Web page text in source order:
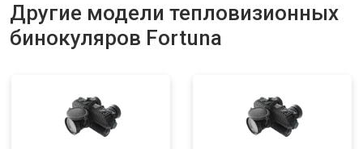
Другие модели тепловизионных
бинокуляров Fortuna